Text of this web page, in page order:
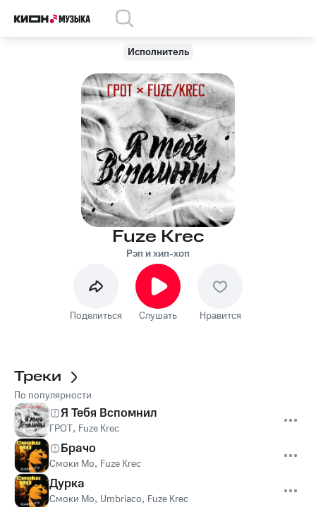
Исполнитель
Fuze Krec
Рэп и хип-хоп
Поделиться Слушать Нравится
Треки
По популярности
Я Тебя Вспомнил
ГРОТ, Fuze Krec
Брачо
Смоки Мо, Fuze Krec
Дурка
Смоки Мо, Umbriaco, Fuze Krec